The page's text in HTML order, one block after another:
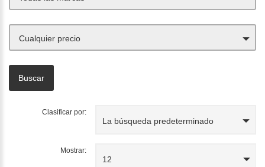
Cualquier precio
Clasificar por:
La búsqueda predeterminado
Mostrar:
12